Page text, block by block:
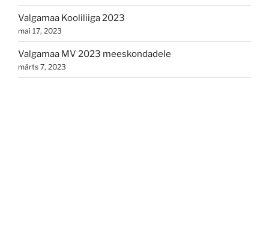
Valgamaa Kooliliiga 2023
mai 17, 2023
Valgamaa MV 2023 meeskondadele
märts 7, 2023